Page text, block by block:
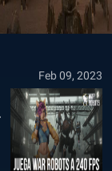
Feb 09, 2023